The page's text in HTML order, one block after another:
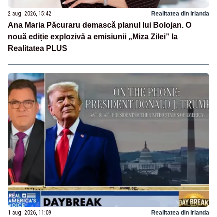
2 aug. 2026, 15:42 Realitatea din Irlanda
Ana Maria Păcuraru demască planul lui Bolojan. O
nouă ediție explozivă a emisiunii „Miza Zilei” la
Realitatea PLUS
1 aug. 2026, 11:09 Realitatea din Irlanda